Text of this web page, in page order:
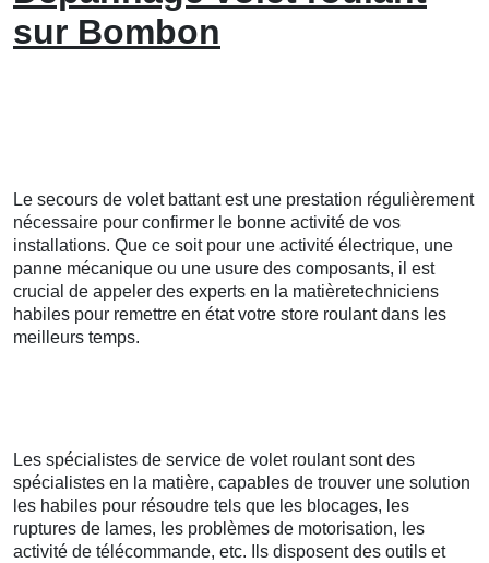
sur Bombon
Le secours de volet battant est une prestation régulièrement
nécessaire pour confirmer le bonne activité de vos
installations. Que ce soit pour une activité électrique, une
panne mécanique ou une usure des composants, il est
crucial de appeler des experts en la matièretechniciens
habiles pour remettre en état votre store roulant dans les
meilleurs temps.
Les spécialistes de service de volet roulant sont des
spécialistes en la matière, capables de trouver une solution
les habiles pour résoudre tels que les blocages, les
ruptures de lames, les problèmes de motorisation, les
activité de télécommande, etc. Ils disposent des outils et